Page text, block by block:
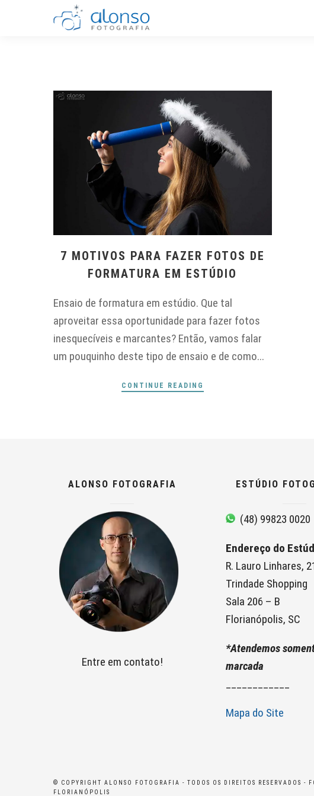
7 MOTIVOS PARA FAZER FOTOS DE
FORMATURA EM ESTÚDIO
Ensaio de formatura em estúdio. Que tal
aproveitar essa oportunidade para fazer fotos
inesquecíveis e marcantes? Então, vamos falar
um pouquinho deste tipo de ensaio e de como...
CONTINUE READING
ALONSO FOTOGRAFIA
Entre em contato!
ESTÚDIO
(48) 99823 0020
Endereço do
R. Lauro Linhares,
Trindade Shopping
Sala 206 – B
Florianópolis, SC
*Atendemos
marcada
Mapa do Site
© COPYRIGHT ALONSO FOTOGRAFIA - TODOS OS DIREITOS RESERVADOS -
FLORIANÓPOLIS